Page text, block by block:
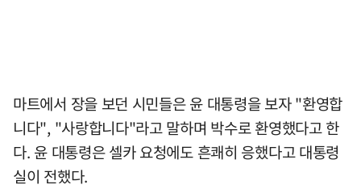
마트에서 장을 보던 시민들은 윤 대통령을 보자 "환영합
니다", "사랑합니다"라고 말하며 박수로 환영했다고 한
다. 윤 대통령은 셀카 요청에도 흔쾌히 응했다고 대통령
실이 전했다.